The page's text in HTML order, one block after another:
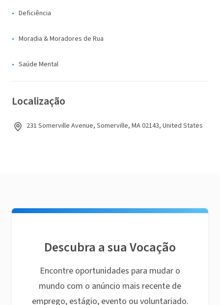
Deficiência
Moradia & Moradores de Rua
Saúde Mental
Localização
231 Somerville Avenue, Somerville, MA 02143, United States
Descubra a sua Vocação
Encontre oportunidades para mudar o
mundo com o anúncio mais recente de
emprego, estágio, evento ou voluntariado.